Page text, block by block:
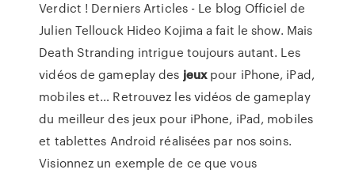
Verdict ! Derniers Articles - Le blog Officiel de
Julien TellouckHideo Kojima a fait le show. Mais
Death Stranding intrigue toujours autant. Les
vidéos de gameplay des jeuxpour iPhone, iPad,
mobiles et… Retrouvez les vidéos de gameplay
du meilleur des jeux pour iPhone, iPad, mobiles
et tablettes Android réalisées par nos soins.
Visionnez un exemple de ce que vous